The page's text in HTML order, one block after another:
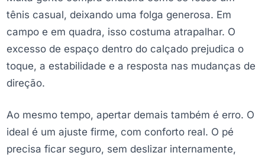
tênis casual, deixando uma folga generosa. Em
campo e em quadra, isso costuma atrapalhar. O
excesso de espaço dentro do calçado prejudica o
toque, a estabilidade e a resposta nas mudanças de
direção.
Ao mesmo tempo, apertar demais também é erro. O
ideal é um ajuste firme, com conforto real. O pé
precisa ficar seguro, sem deslizar internamente,